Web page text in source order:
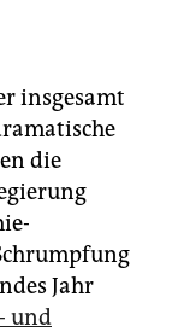
insgesamt
die
Jahr
und